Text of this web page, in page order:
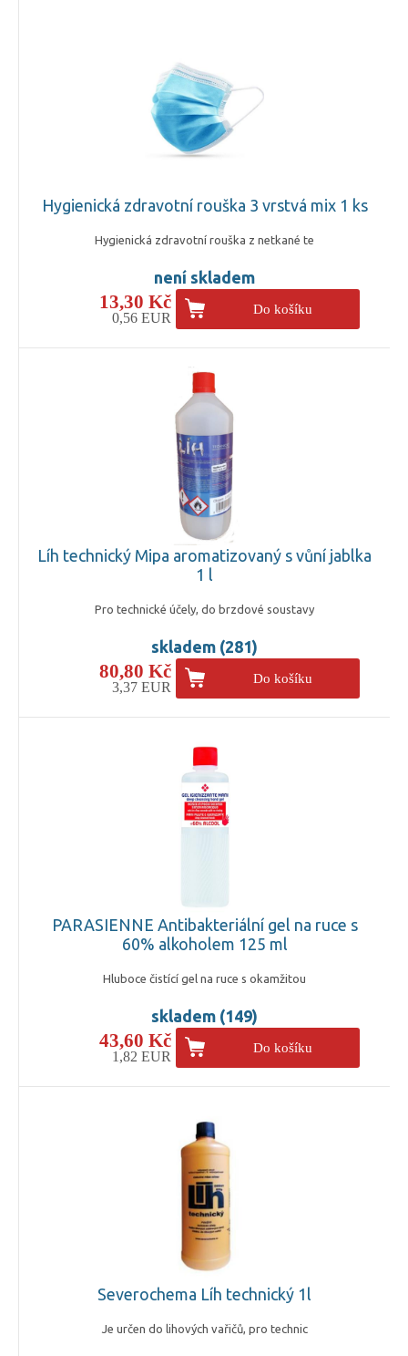
Hygienická zdravotní rouška 3 vrstvá mix 1 ks
Hygienická zdravotní rouška z netkané te
není skladem
13,30 Kč
0,56 EUR
Do košíku
Líh technický Mipa aromatizovaný s vůní jablka
1 l
Pro technické účely, do brzdové soustavy
skladem (281)
80,80 Kč
3,37 EUR
Do košíku
PARASIENNE Antibakteriální gel na ruce s
60% alkoholem 125 ml
Hluboce čistící gel na ruce s okamžitou
skladem (149)
43,60 Kč
1,82 EUR
Do košíku
Severochema Líh technický 1l
Je určen do lihových vařičů, pro technic